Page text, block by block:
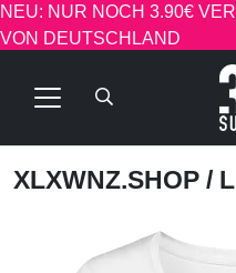
NEU: NUR NOCH 3.90€
VON DEUTSCHLAND
XLXWNZ.SHOP /